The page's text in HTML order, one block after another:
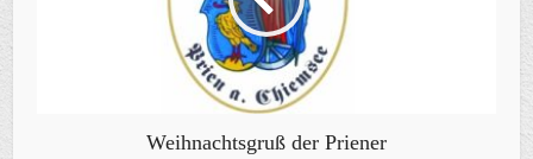
Weihnachtsgruß der Priener